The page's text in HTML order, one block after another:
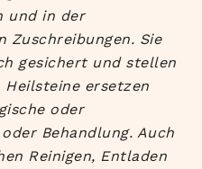
und in der
Zuschreibungen. Sie
gesichert und stellen
Heilsteine ersetzen
oder
Behandlung. Auch
Reinigen, Entladen